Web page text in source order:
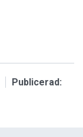
Publicerad: